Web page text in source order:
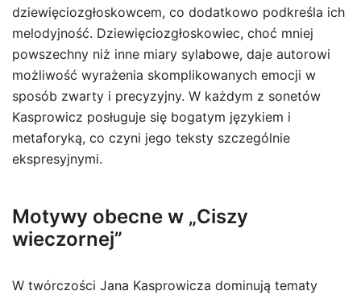
dziewięciozgłoskowcem, co dodatkowo podkreśla ich
melodyjność. Dziewięciozgłoskowiec, choć mniej
powszechny niż inne miary sylabowe, daje autorowi
możliwość wyrażenia skomplikowanych emocji w
sposób zwarty i precyzyjny. W każdym z sonetów
Kasprowicz posługuje się bogatym językiem i
metaforyką, co czyni jego teksty szczególnie
ekspresyjnymi.
Motywy obecne w „Ciszy
wieczornej”
W twórczości Jana Kasprowicza dominują tematy